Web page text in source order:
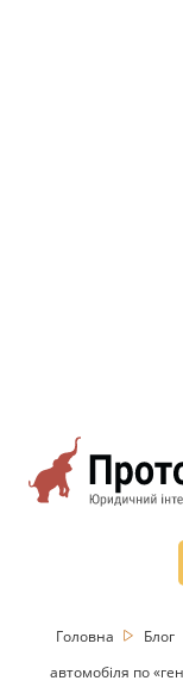
Головна Блог
автомобіля по